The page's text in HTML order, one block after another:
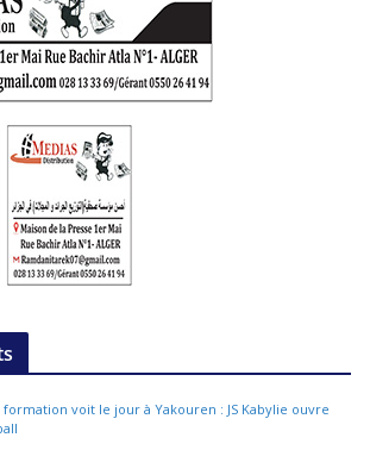
voit le jour à Yakouren : JS Kabylie ouvre